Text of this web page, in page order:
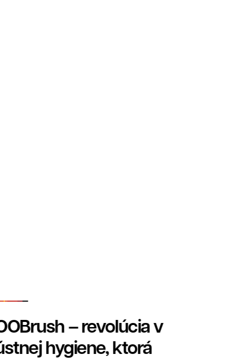
– revolúcia v
hygiene, ktorá